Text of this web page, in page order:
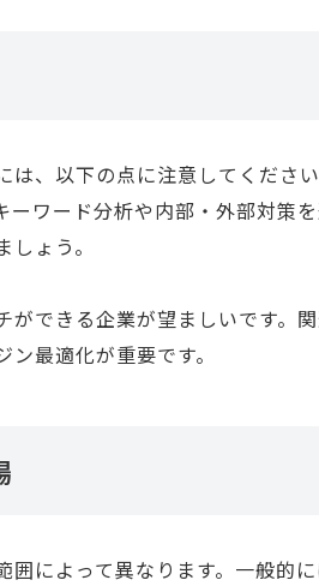
は、以下の点に注意してくださ
ーワード分析や内部・外部対策
ょう。
できる企業が望ましいです。
最適化が重要です。
囲によって異なります。一般的